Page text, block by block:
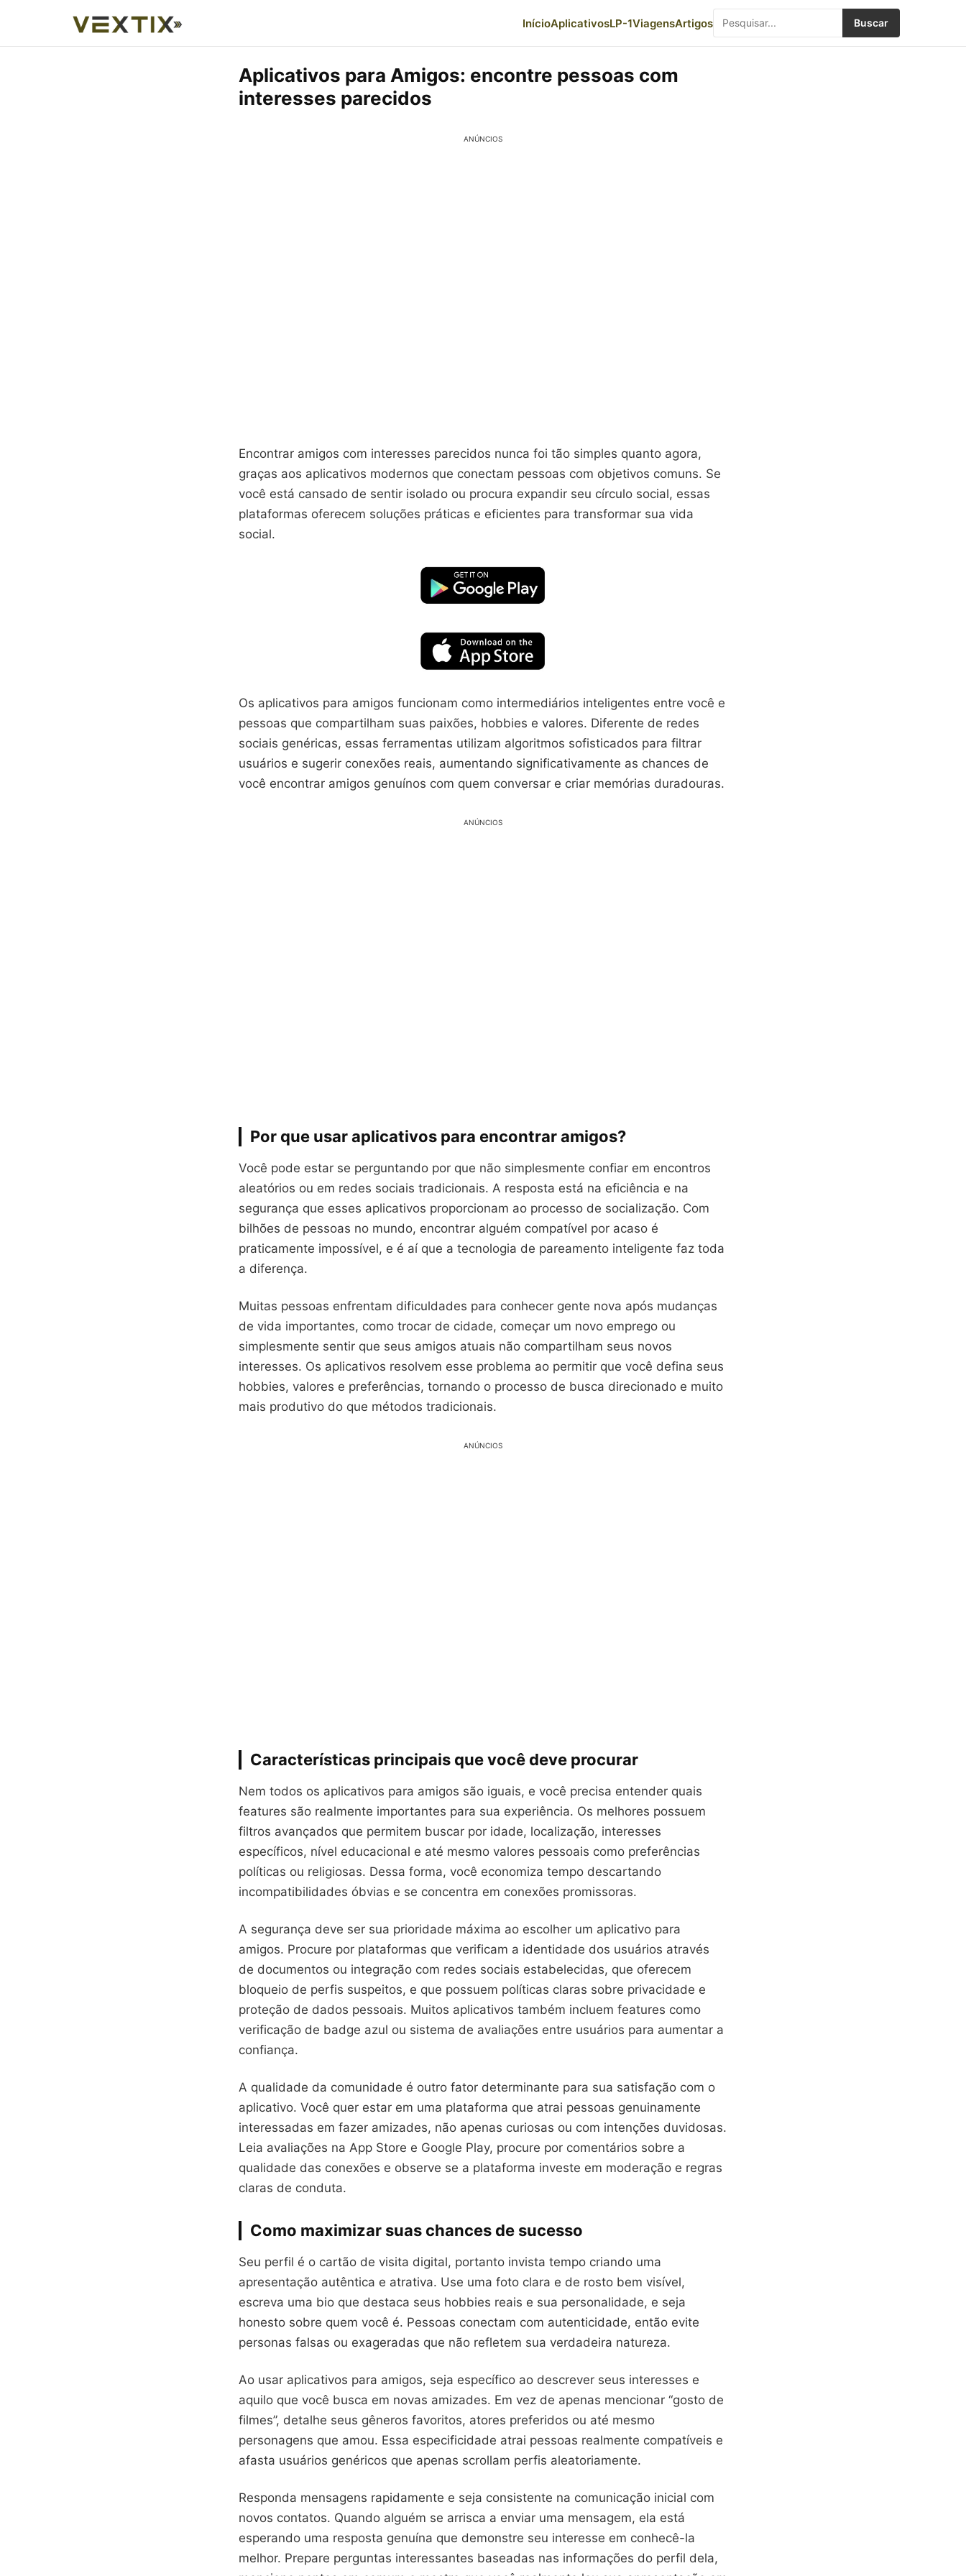
InícioAplicativosLP-1ViagensArtigos Buscar
Aplicativos para Amigos: encontre pessoas com
interesses parecidos
ANÚNCIOS
Encontrar amigos com interesses parecidos nunca foi tão simples quanto agora,
graças aos aplicativos modernos que conectam pessoas com objetivos comuns. Se
você está cansado de sentir isolado ou procura expandir seu círculo social, essas
plataformas oferecem soluções práticas e eficientes para transformar sua vida
social.
Os aplicativos para amigos funcionam como intermediários inteligentes entre você e
pessoas que compartilham suas paixões, hobbies e valores. Diferente de redes
sociais genéricas, essas ferramentas utilizam algoritmos sofisticados para filtrar
usuários e sugerir conexões reais, aumentando significativamente as chances de
você encontrar amigos genuínos com quem conversar e criar memórias duradouras.
ANÚNCIOS
Por que usar aplicativos para encontrar amigos?
Você pode estar se perguntando por que não simplesmente confiar em encontros
aleatórios ou em redes sociais tradicionais. A resposta está na eficiência e na
segurança que esses aplicativos proporcionam ao processo de socialização. Com
bilhões de pessoas no mundo, encontrar alguém compatível por acaso é
praticamente impossível, e é aí que a tecnologia de pareamento inteligente faz toda
a diferença.
Muitas pessoas enfrentam dificuldades para conhecer gente nova após mudanças
de vida importantes, como trocar de cidade, começar um novo emprego ou
simplesmente sentir que seus amigos atuais não compartilham seus novos
interesses. Os aplicativos resolvem esse problema ao permitir que você defina seus
hobbies, valores e preferências, tornando o processo de busca direcionado e muito
mais produtivo do que métodos tradicionais.
ANÚNCIOS
Características principais que você deve procurar
Nem todos os aplicativos para amigos são iguais, e você precisa entender quais
features são realmente importantes para sua experiência. Os melhores possuem
filtros avançados que permitem buscar por idade, localização, interesses
específicos, nível educacional e até mesmo valores pessoais como preferências
políticas ou religiosas. Dessa forma, você economiza tempo descartando
incompatibilidades óbvias e se concentra em conexões promissoras.
A segurança deve ser sua prioridade máxima ao escolher um aplicativo para
amigos. Procure por plataformas que verificam a identidade dos usuários através
de documentos ou integração com redes sociais estabelecidas, que oferecem
bloqueio de perfis suspeitos, e que possuem políticas claras sobre privacidade e
proteção de dados pessoais. Muitos aplicativos também incluem features como
verificação de badge azul ou sistema de avaliações entre usuários para aumentar a
confiança.
A qualidade da comunidade é outro fator determinante para sua satisfação com o
aplicativo. Você quer estar em uma plataforma que atrai pessoas genuinamente
interessadas em fazer amizades, não apenas curiosas ou com intenções duvidosas.
Leia avaliações na App Store e Google Play, procure por comentários sobre a
qualidade das conexões e observe se a plataforma investe em moderação e regras
claras de conduta.
Como maximizar suas chances de sucesso
Seu perfil é o cartão de visita digital, portanto invista tempo criando uma
apresentação autêntica e atrativa. Use uma foto clara e de rosto bem visível,
escreva uma bio que destaca seus hobbies reais e sua personalidade, e seja
honesto sobre quem você é. Pessoas conectam com autenticidade, então evite
personas falsas ou exageradas que não refletem sua verdadeira natureza.
Ao usar aplicativos para amigos, seja específico ao descrever seus interesses e
aquilo que você busca em novas amizades. Em vez de apenas mencionar “gosto de
filmes”, detalhe seus gêneros favoritos, atores preferidos ou até mesmo
personagens que amou. Essa especificidade atrai pessoas realmente compatíveis e
afasta usuários genéricos que apenas scrollam perfis aleatoriamente.
Responda mensagens rapidamente e seja consistente na comunicação inicial com
novos contatos. Quando alguém se arrisca a enviar uma mensagem, ela está
esperando uma resposta genuína que demonstre seu interesse em conhecê-la
melhor. Prepare perguntas interessantes baseadas nas informações do perfil dela,